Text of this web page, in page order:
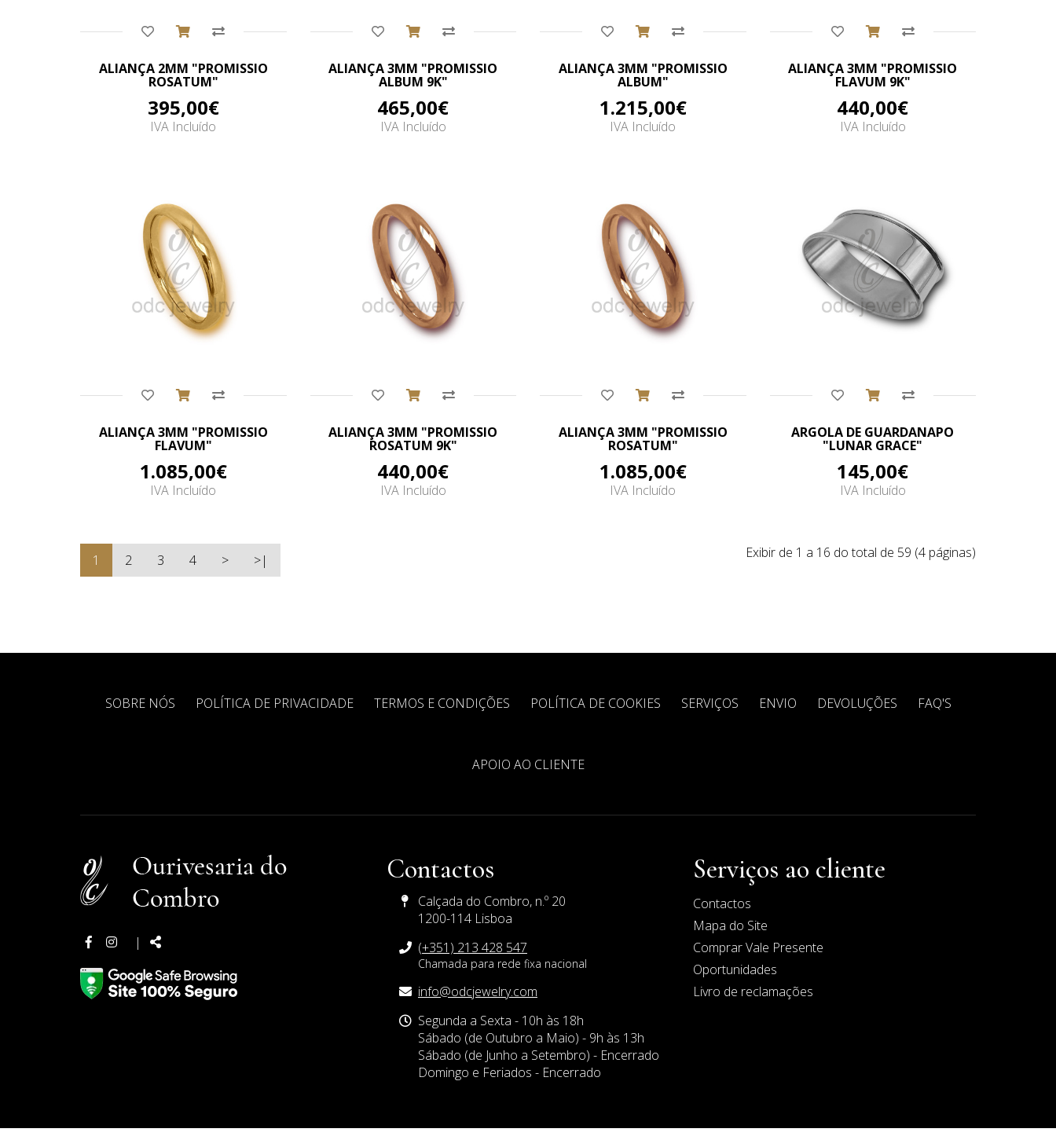
ALIANÇA 2MM "PROMISSIO
ROSATUM"
395,00€
IVA Incluído
ALIANÇA 3MM "PROMISSIO
ALBUM 9K"
465,00€
IVA Incluído
ALIANÇA 3MM "PROMISSIO
ALBUM"
1.215,00€
IVA Incluído
ALIANÇA 3MM "PROMISSIO
FLAVUM 9K"
440,00€
IVA Incluído
ALIANÇA 3MM "PROMISSIO
FLAVUM"
1.085,00€
IVA Incluído
ALIANÇA 3MM "PROMISSIO
ROSATUM 9K"
440,00€
IVA Incluído
ALIANÇA 3MM "PROMISSIO
ROSATUM"
1.085,00€
IVA Incluído
ARGOLA DE GUARDANAPO
"LUNAR GRACE"
145,00€
IVA Incluído
1 2 3 4 > >| Exibir de 1 a 16 do total de 59 (4 páginas)
SOBRE NÓS POLÍTICA DE PRIVACIDADE TERMOS E CONDIÇÕES POLÍTICA DE COOKIES SERVIÇOS ENVIO DEVOLUÇÕES FAQ'S
APOIO AO CLIENTE
FacebookInstagram
| Partilhar:
Contactos
Calçada do Combro, n.º 20
1200-114 Lisboa
(+351) 213 428 547
Chamada para rede fixa nacional
E-
info@odcjewelry.com
Horário
de
Funcionamento
Segunda a Sexta - 10h às 18h
Sábado (de Outubro a Maio) - 9h às 13h
Sábado (de Junho a Setembro) - Encerrado
Domingo e Feriados - Encerrado
Serviços ao cliente
Contactos
Mapa do Site
Comprar Vale Presente
Oportunidades
Livro de reclamações